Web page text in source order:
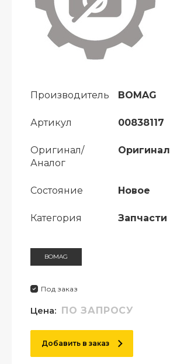
Производитель BOMAG
Артикул 00838117
Оригинал/
Аналог
Оригинал
Состояние Новое
Категория Запчасти
BOMAG
Под заказ
Цена: ПО ЗАПРОСУ
Добавить в заказ